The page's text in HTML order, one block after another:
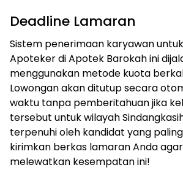
Deadline Lamaran
Sistem penerimaan karyawan
Apoteker di Apotek Barokah ini
menggunakan metode kuota
Lowongan akan ditutup secara
waktu tanpa pemberitahuan jika
tersebut untuk wilayah
terpenuhi oleh kandidat yang
kirimkan berkas lamaran Anda
melewatkan kesempatan ini!